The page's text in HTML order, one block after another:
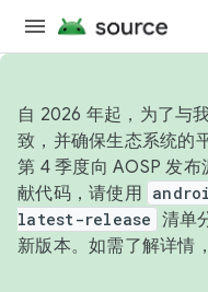
自 2026 年起，为了与
致，并确保生态系统的
第 4 季度向 AOSP 发
献代码，请使用
latest-release 清单
新版本。如需了解详情